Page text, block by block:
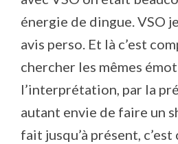
énergie de dingue. VSO
avis perso. Et là c’est
chercher les mêmes
l’interprétation, par la
autant envie de faire un
fait jusqu’à présent,